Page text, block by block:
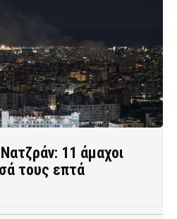
11 άμαχοι
τους επτά